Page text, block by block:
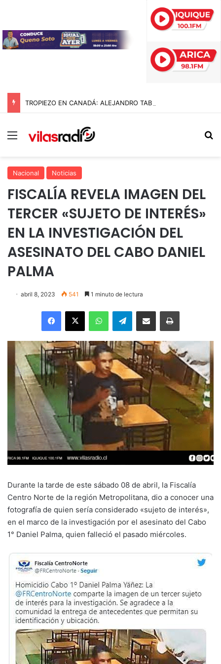
Menú
Nacional Noticias
FISCALÍA REVELA IMAGEN DEL
TERCER «SUJETO DE INTERÉS»
EN LA INVESTIGACIÓN DEL
ASESINATO DEL CABO DANIEL
PALMA
abril 8, 2023 541 1 minuto de lectura
Facebook
X WhatsAppTelegramEnviar vía email Imprimir
Durante la tarde de este sábado 08 de abril, la Fiscalía
Centro Norte de la región Metropolitana, dio a conocer una
fotografía de quien sería considerado «sujeto de interés»,
en el marco de la investigación por el asesinato del Cabo
1° Daniel Palma, quien falleció el pasado miércoles.